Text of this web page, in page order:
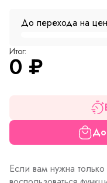
До перехода на
Итог:
0 ₽
Если вам нужна